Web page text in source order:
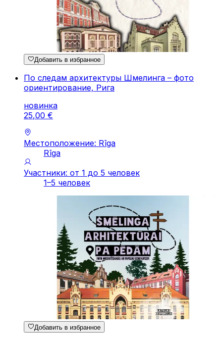
Добавить в избранное
По следам архитектуры Шмелинга – фото
ориентирование, Рига
новинка
25,00 €
Местоположение: Rīga
Rīga
Участники: от 1 до 5 человек
1–5 человек
Добавить в избранное